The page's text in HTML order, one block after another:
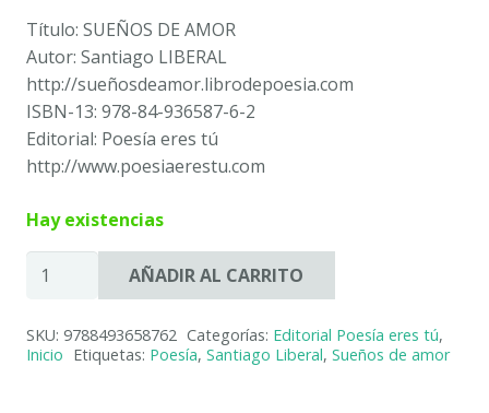
Título: SUEÑOS DE AMOR
Autor: Santiago LIBERAL
http://sueñosdeamor.librodepoesia.com
ISBN-13: 978-84-936587-6-2
Editorial: Poesía eres tú
http://www.poesiaerestu.com
Hay existencias
SUEÑOS
DE
–
AÑADIR AL CARRITO
SKU: 9788493658762 Categorías: Editorial Poesía eres tú,
Inicio Etiquetas: Poesía, Santiago Liberal, Sueños de amor